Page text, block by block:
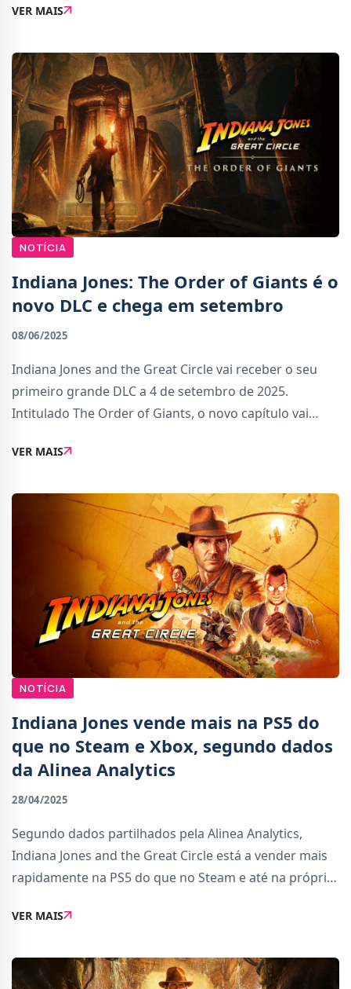
disponível na PlayStation 5, Xbo...
VER MAIS
NOTÍCIA
Indiana Jones: The Order of Giants é o
novo DLC e chega em setembro
08/06/2025
Indiana Jones and the Great Circle vai receber o seu
primeiro grande DLC a 4 de setembro de 2025.
Intitulado The Order of Giants, o novo capítulo vai
Nephilim, a sociedade secreta de gigantes introduzid...
VER MAIS
NOTÍCIA
Indiana Jones vende mais na PS5 do
que no Steam e Xbox, segundo dados
da Alinea Analytics
28/04/2025
Segundo dados partilhados pela Alinea Analytics,
Indiana Jones and the Great Circle está a vender mais
rapidamente na PS5 do que no Steam e até na própria
a discussão sobre o futuro da estrat...
VER MAIS